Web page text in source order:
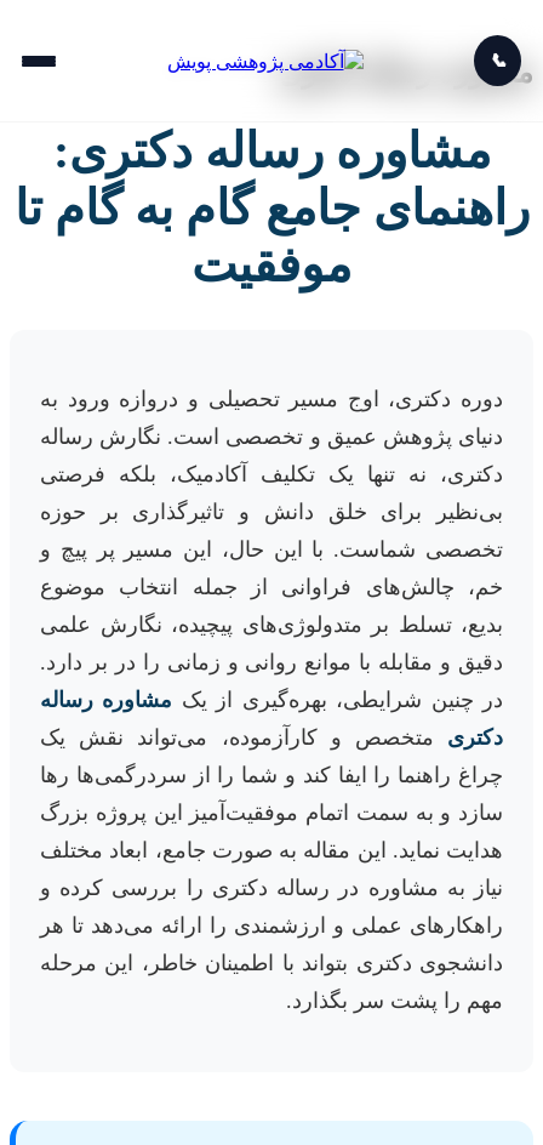
📞
مشاوره رساله دکتری
مشاوره رساله دکتری:
راهنمای جامع گام به گام تا
موفقیت
دوره دکتری، اوج مسیر تحصیلی و دروازه ورود به
دنیای پژوهش عمیق و تخصصی است. نگارش رساله
دکتری، نه تنها یک تکلیف آکادمیک، بلکه فرصتی
بی‌نظیر برای خلق دانش و تاثیرگذاری بر حوزه
تخصصی شماست. با این حال، این مسیر پر پیچ و
خم، چالش‌های فراوانی از جمله انتخاب موضوع
بدیع، تسلط بر متدولوژی‌های پیچیده، نگارش علمی
دقیق و مقابله با موانع روانی و زمانی را در بر دارد.
در چنین شرایطی، بهره‌گیری از یک مشاوره رساله
دکتری متخصص و کارآزموده، می‌تواند نقش یک
چراغ راهنما را ایفا کند و شما را از سردرگمی‌ها رها
سازد و به سمت اتمام موفقیت‌آمیز این پروژه بزرگ
هدایت نماید. این مقاله به صورت جامع، ابعاد مختلف
نیاز به مشاوره در رساله دکتری را بررسی کرده و
راهکارهای عملی و ارزشمندی را ارائه می‌دهد تا هر
دانشجوی دکتری بتواند با اطمینان خاطر، این مرحله
مهم را پشت سر بگذارد.